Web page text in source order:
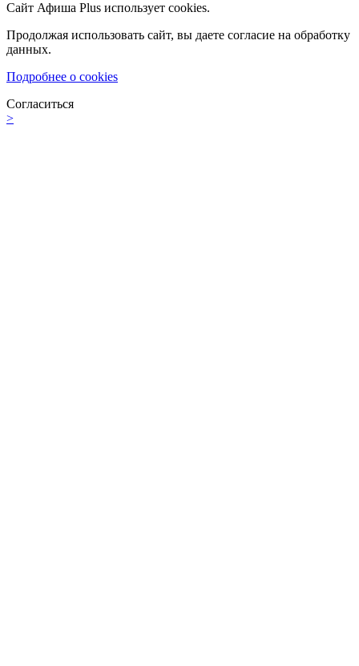
Сайт Афиша Plus использует cookies.
Продолжая использовать сайт, вы даете согласие на обработку
данных.
Подробнее о cookies
Согласиться
>